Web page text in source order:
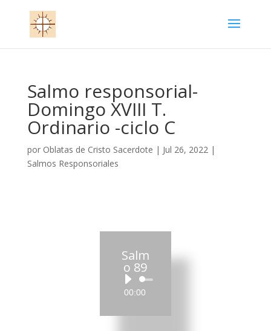
Salmo responsorial-
Domingo XVIII T.
Ordinario -ciclo C
por Oblatas de Cristo Sacerdote | Jul 26, 2022|
Salmos Responsoriales
Salm
o 89
Reproductor
de
00:00